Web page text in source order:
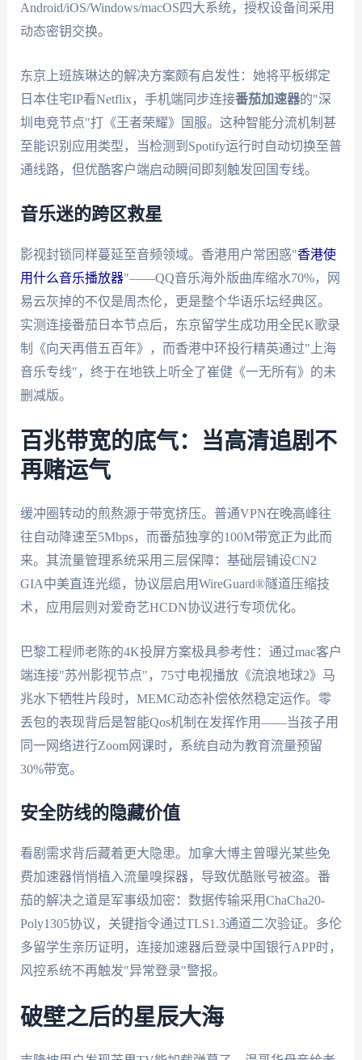
Android/iOS/Windows/macOS四大系统，授权设备间采用
动态密钥交换。
东京上班族琳达的解决方案颇有启发性：她将平板绑定
日本住宅IP看Netflix，手机端同步连接番茄加速器的"深
圳电竞节点"打《王者荣耀》国服。这种智能分流机制甚
至能识别应用类型，当检测到Spotify运行时自动切换至普
通线路，但优酷客户端启动瞬间即刻触发回国专线。
音乐迷的跨区救星
影视封锁同样蔓延至音频领域。香港用户常困惑"香港使
用什么音乐播放器"——QQ音乐海外版曲库缩水70%，网
易云灰掉的不仅是周杰伦，更是整个华语乐坛经典区。
实测连接番茄日本节点后，东京留学生成功用全民K歌录
制《向天再借五百年》，而香港中环投行精英通过"上海
音乐专线"，终于在地铁上听全了崔健《一无所有》的未
删减版。
百兆带宽的底气：当高清追剧不
再赌运气
缓冲圈转动的煎熬源于带宽挤压。普通VPN在晚高峰往
往自动降速至5Mbps，而番茄独享的100M带宽正为此而
来。其流量管理系统采用三层保障：基础层铺设CN2
GIA中美直连光缆，协议层启用WireGuard®隧道压缩技
术，应用层则对爱奇艺HCDN协议进行专项优化。
巴黎工程师老陈的4K投屏方案极具参考性：通过mac客户
端连接"苏州影视节点"，75寸电视播放《流浪地球2》马
兆水下牺牲片段时，MEMC动态补偿依然稳定运作。零
丢包的表现背后是智能Qos机制在发挥作用——当孩子用
同一网络进行Zoom网课时，系统自动为教育流量预留
30%带宽。
安全防线的隐藏价值
看剧需求背后藏着更大隐患。加拿大博主曾曝光某些免
费加速器悄悄植入流量嗅探器，导致优酷账号被盗。番
茄的解决之道是军事级加密：数据传输采用ChaCha20-
Poly1305协议，关键指令通过TLS1.3通道二次验证。多伦
多留学生亲历证明，连接加速器后登录中国银行APP时，
风控系统不再触发"异常登录"警报。
破壁之后的星辰大海